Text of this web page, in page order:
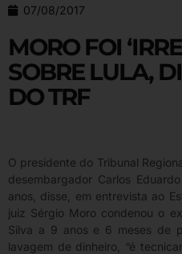
07/08/2017
MORO FOI
SOBRE LULA,
DO TRF
O presidente do Tribunal
desembargador Carlos
anos, disse, em entrevista ao
juiz Sérgio Moro condenou o
Silva a 9 anos e 6 meses de
lavagem de dinheiro, “é